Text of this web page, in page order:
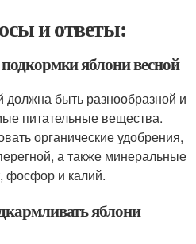
и ответы:
яблони весной
должна быть разнообразной и
питательные вещества.
органические удобрения,
а также минеральные
фосфор и калий.
яблони